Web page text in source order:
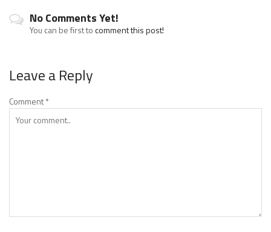
No Comments Yet!
You can be first tocomment this post!
Leave a Reply
Comment*